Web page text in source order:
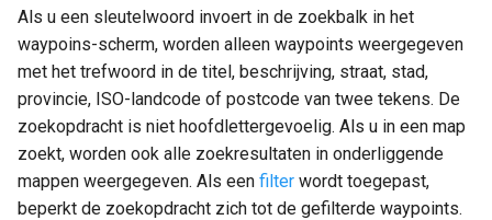
Filteren op icoon
Als u een sleutelwoord invoert in de zoekbalk in het
waypoins-scherm, worden alleen waypoints weergegeven
met het trefwoord in de titel, beschrijving, straat, stad,
provincie, ISO-landcode of postcode van twee tekens. De
zoekopdracht is niet hoofdlettergevoelig. Als u in een map
zoekt, worden ook alle zoekresultaten in onderliggende
mappen weergegeven. Als een filter wordt toegepast,
beperkt de zoekopdracht zich tot de gefilterde waypoints.